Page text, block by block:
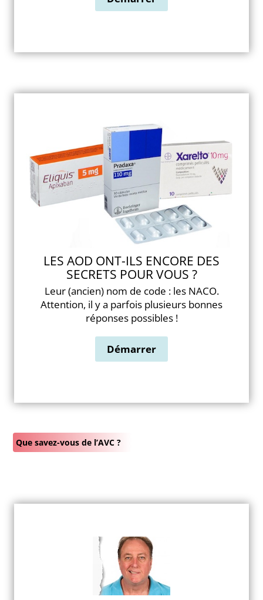
LES AOD ONT-ILS ENCORE DES
SECRETS POUR VOUS ?
Leur (ancien) nom de code : les NACO.
Attention, il y a parfois plusieurs bonnes
réponses possibles !
Que savez-vous de l’AVC ?